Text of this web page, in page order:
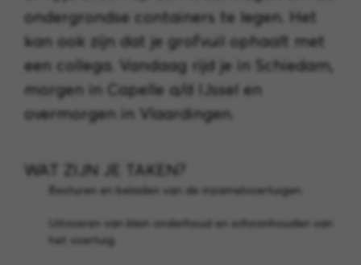
ondergrondse containers te legen. Het
kan ook zijn dat je grofvuil ophaalt met
een collega. Vandaag rijd je in Schiedam,
morgen in Capelle a/d IJssel en
overmorgen in Vlaardingen.
WAT ZIJN JE TAKEN?
Besturen en beladen van de inzamelvoertuigen.
Uitvoeren van klein onderhoud en schoonhouden van
het voertuig.